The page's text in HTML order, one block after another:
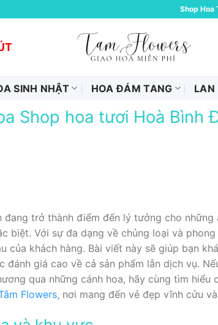
Shop Hoa
SINH NHẬT HOA ĐÁM TANG LAN
Shop hoa tươi Hoà Bình
đang trở thành điểm đến lý tưởng cho
biệt. Với sự đa dạng về chủng loại và
của khách hàng. Bài viết này sẽ giúp bạn
đánh giá cao về cả sản phẩm lẫn dịch vụ.
qua những cánh hoa, hãy cùng tìm hiểu
Flowers, nơi mang đến vẻ đẹp vĩnh cửu